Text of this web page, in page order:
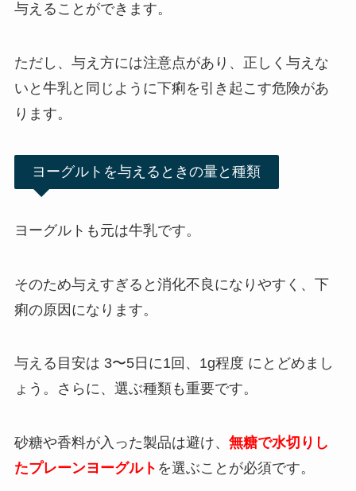
与えることができます。
ただし、与え方には注意点があり、正しく与えな
いと牛乳と同じように下痢を引き起こす危険があ
ります。
ヨーグルトを与えるときの量と種類
ヨーグルトも元は牛乳です。
そのため与えすぎると消化不良になりやすく、下
痢の原因になります。
与える目安は 3〜5日に1回、1g程度 にとどめまし
ょう。さらに、選ぶ種類も重要です。
砂糖や香料が入った製品は避け、 無糖で水切りし
たプレーンヨーグルト を選ぶことが必須です。